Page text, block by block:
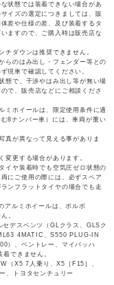
状態では装着できない場合があ
イズの選定につきましては、販
差や仕様の差、及び装着するタ
ますので、ご購入時は販売店な
チダウンは推奨できません。
らのはみ出し・フェンダー等との
現車で確認してください。
態で、干渉やはみ出し等が無い場
で、販売店などにご相談くださ
ミホイールは、限定使用条件に適
8ナンバー車）には、車両が重い
真が異なって見える事がありま
変更する場合があります。
イヤ装着時でも空気圧ゼロ状態の
にご使用の際には、必ずスペア
ンフラットタイヤの場合でも走
アルミホイールは、ボルボ
。
デスベンツ（GLクラス、GLSク
4MATIC、S550 PLUG-IN
）、ベントレー、マイバッハ
できません。
（X5 7人乗り、X5［F15］、
、トヨタセンチュリー